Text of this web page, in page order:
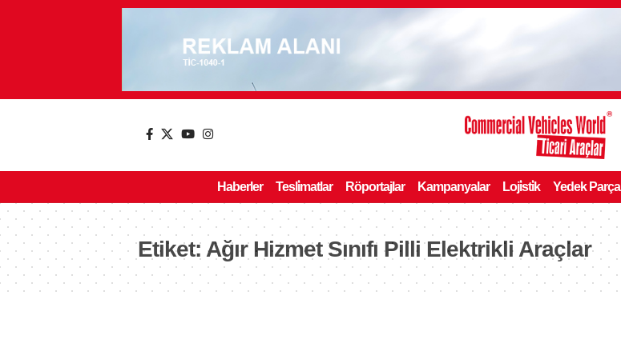
Haberler Tesli̇matlar Röportajlar Kampanyalar Loji̇sti̇k Yedek Parça
Etiket: Ağır Hizmet Sınıfı Pilli Elektrikli Araçlar